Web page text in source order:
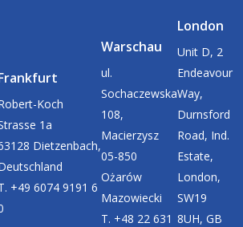
Koch
1a
Dietzenbach,
+49 6074 9191 6
Warschau
ul.
Sochaczewska
108,
Macierzysz
05-850
Ożarów
Mazowiecki
T. +48 22 631
London
Unit D, 2
Endeavour
Way,
Durnsford
Road, Ind.
Estate,
London,
SW19
8UH, GB